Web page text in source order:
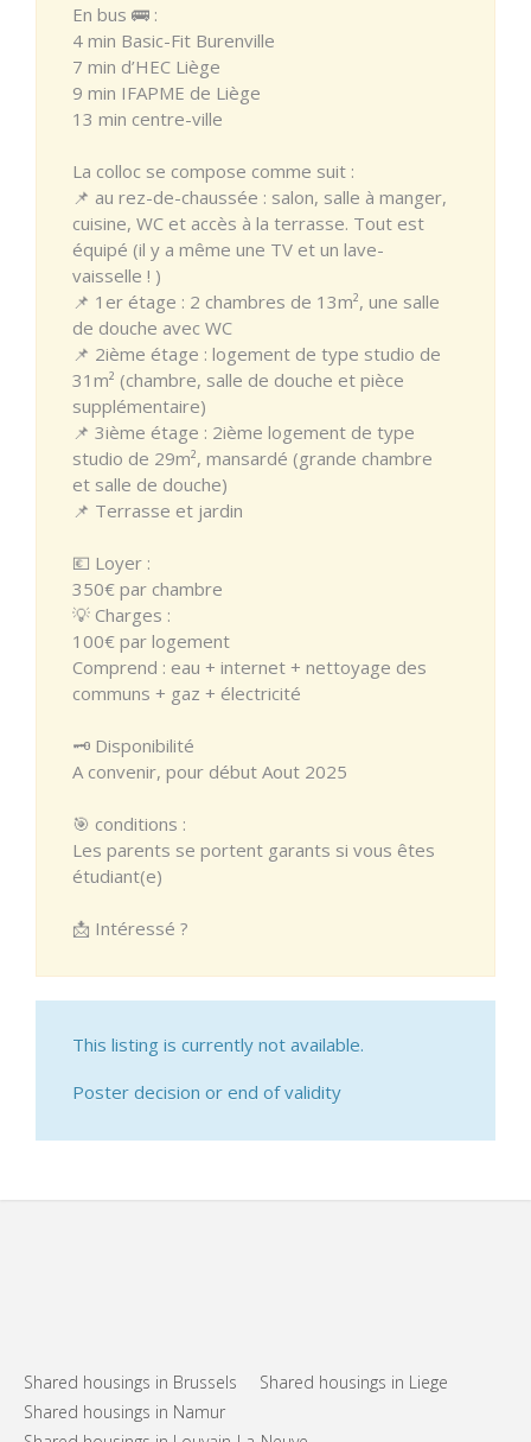
En bus 🚌 :
4 min Basic-Fit Burenville
7 min d’HEC Liège
9 min IFAPME de Liège
13 min centre-ville
La colloc se compose comme suit :
📌 au rez-de-chaussée : salon, salle à manger,
cuisine, WC et accès à la terrasse. Tout est
équipé (il y a même une TV et un lave-
vaisselle ! )
📌 1er étage : 2 chambres de 13m², une salle
de douche avec WC
📌 2ième étage : logement de type studio de
31m² (chambre, salle de douche et pièce
supplémentaire)
📌 3ième étage : 2ième logement de type
studio de 29m², mansardé (grande chambre
et salle de douche)
📌 Terrasse et jardin
💶 Loyer :
350€ par chambre
💡 Charges :
100€ par logement
Comprend : eau + internet + nettoyage des
communs + gaz + électricité
🗝 Disponibilité
A convenir, pour début Aout 2025
🎯 conditions :
Les parents se portent garants si vous êtes
étudiant(e)
📩 Intéressé ?
This listing is currently not available.
Poster decision or end of validity
Shared housings in Brussels
Shared housings in Liege
Shared housings in Namur